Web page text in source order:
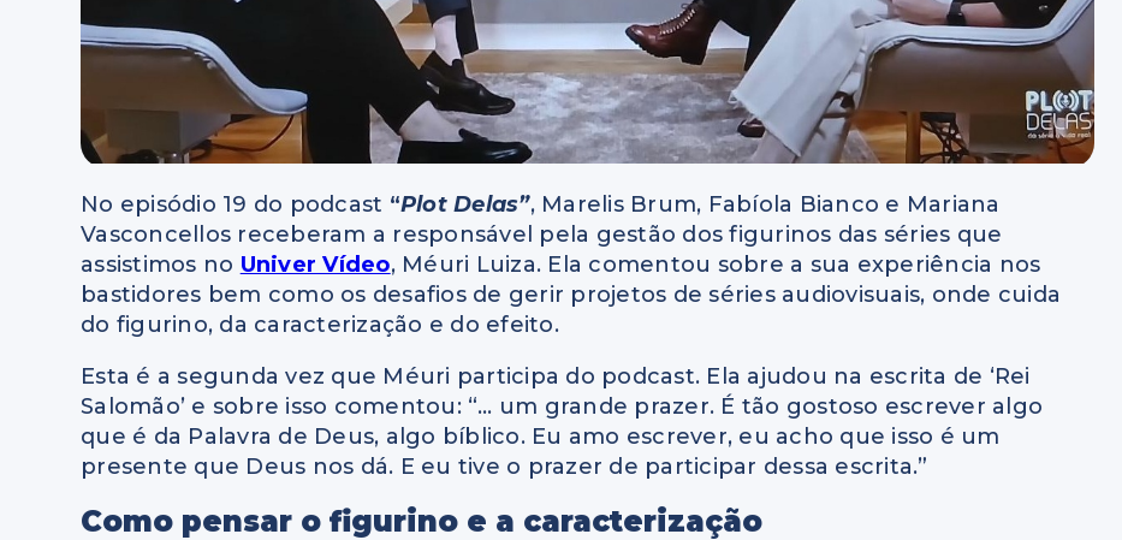
No episódio 19 do podcast “Plot Delas”, Marelis Brum, Fabíola Bianco e Mariana
Vasconcellos receberam a responsável pela gestão dos figurinos das séries que
assistimos no Univer Vídeo, Méuri Luiza. Ela comentou sobre a sua experiência nos
bastidores bem como os desafios de gerir projetos de séries audiovisuais, onde cuida
do figurino, da caracterização e do efeito.
Esta é a segunda vez que Méuri participa do podcast. Ela ajudou na escrita de ‘Rei
Salomão’ e sobre isso comentou: “… um grande prazer. É tão gostoso escrever algo
que é da Palavra de Deus, algo bíblico. Eu amo escrever, eu acho que isso é um
presente que Deus nos dá. E eu tive o prazer de participar dessa escrita.”
Como pensar o figurino e a caracterização